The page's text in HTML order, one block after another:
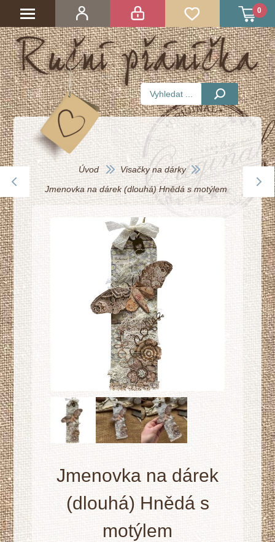
0
Úvod
Visačky na dárky
Jmenovka na dárek (dlouhá) Hnědá s motýlem
Jmenovka na dárek
(dlouhá) Hnědá s
motýlem